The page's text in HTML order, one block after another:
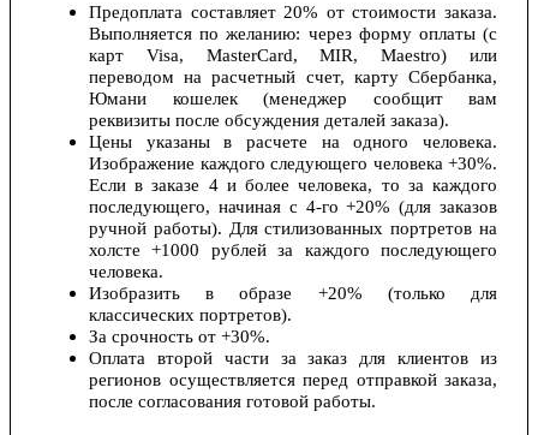
Предоплата составляет 20% от стоимости заказа.
Выполняется по желанию: через форму оплаты (с
карт Visa, MasterCard, MIR, Maestro) или
переводом на расчетный счет, карту Сбербанка,
Юмани кошелек (менеджер сообщит вам
реквизиты после обсуждения деталей заказа).
Цены указаны в расчете на одного человека.
Изображение каждого следующего человека +30%.
Если в заказе 4 и более человека, то за каждого
последующего, начиная с 4-го +20% (для заказов
ручной работы). Для стилизованных портретов на
холсте +1000 рублей за каждого последующего
человека.
Изобразить в образе +20% (только для
классических портретов).
За срочность от +30%.
Оплата второй части за заказ для клиентов из
регионов осуществляется перед отправкой заказа,
после согласования готовой работы.